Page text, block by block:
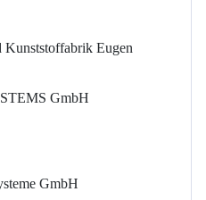
Kunststoffabrik Eugen
GmbH
GmbH